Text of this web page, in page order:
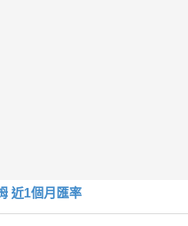
近1個月匯率